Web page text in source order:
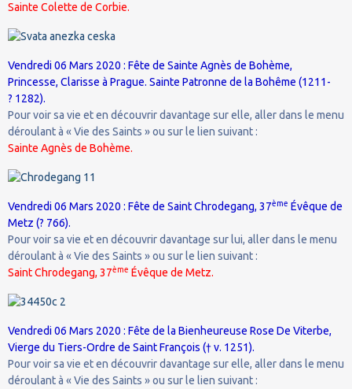
Sainte Colette de Corbie.
Vendredi 06 Mars 2020 : Fête de Sainte Agnès de Bohème,
Princesse, Clarisse à Prague. Sainte Patronne de la Bohême (1211-
? 1282).
Pour voir sa vie et en découvrir davantage sur elle, aller dans le menu
déroulant à « Vie des Saints » ou sur le lien suivant :
Sainte Agnès de Bohème.
Vendredi 06 Mars 2020 : Fête de Saint Chrodegang, 37ème Évêque de
Metz (? 766).
Pour voir sa vie et en découvrir davantage sur lui, aller dans le menu
déroulant à « Vie des Saints » ou sur le lien suivant :
Saint Chrodegang, 37ème Évêque de Metz.
Vendredi 06 Mars 2020 : Fête de la Bienheureuse Rose De Viterbe,
Vierge du Tiers-Ordre de Saint François († v. 1251).
Pour voir sa vie et en découvrir davantage sur elle, aller dans le menu
déroulant à « Vie des Saints » ou sur le lien suivant :